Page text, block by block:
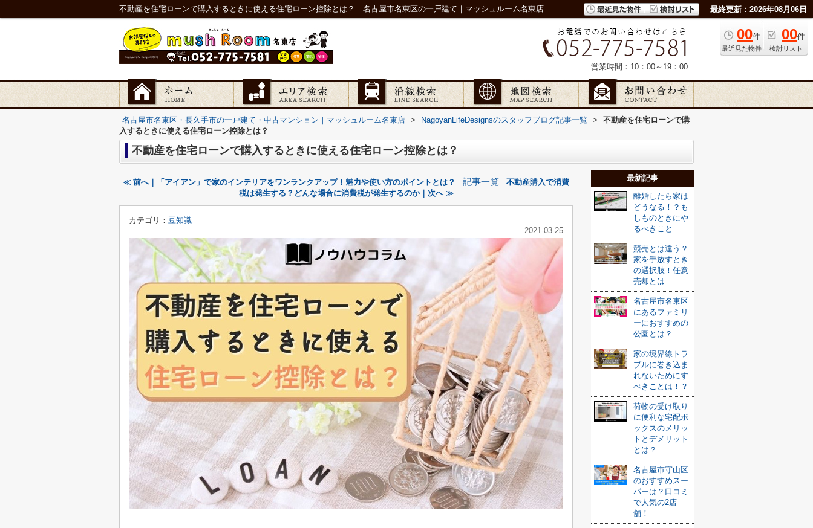
不動産を住宅ローンで購入するときに使える住宅ローン控除とは？｜名古屋市名東区の一戸建て｜マッシュルーム名東店 最終更新：2026年08月06日
00件
最近見た物件
00件
検討リスト
営業時間：10：00～19：00
名古屋市名東区・長久手市の一戸建て・中古マンション｜マッシュルーム名東店 > NagoyanLifeDesignsのスタッフブログ記事一覧 >
不動産を住宅ローンで購
入するときに使える住宅ローン控除とは？
不動産を住宅ローンで購入するときに使える住宅ローン控除とは？
≪ 前へ｜「アイアン」で家のインテリアをワンランクアップ！魅力や使い方のポイントとは？ 記事一覧
不動産購入で消費
税は発生する？どんな場合に消費税が発生するのか｜次へ ≫
カテゴリ： 豆知識
2021-03-25
最新記事
離婚したら家は
どうなる！？も
しものときにや
るべきこと
競売とは違う？
家を手放すとき
の選択肢！任意
売却とは
名古屋市名東区
にあるファミリ
ーにおすすめの
公園とは？
家の境界線トラ
ブルに巻き込ま
れないためにす
べきことは！？
荷物の受け取り
に便利な宅配ボ
ックスのメリッ
トとデメリット
とは？
名古屋市守山区
のおすすめスー
パーは？口コミ
で人気の2店
舗！